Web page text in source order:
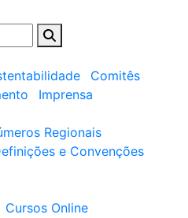
Comitês
Imprensa
Regionais
e Convenções
Cursos Online